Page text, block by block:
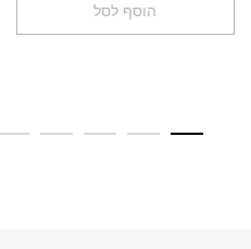
הוסף לסל